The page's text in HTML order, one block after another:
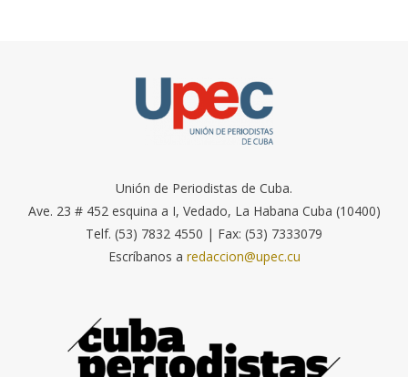
Unión de Periodistas de Cuba.
Ave. 23 # 452 esquina a I, Vedado, La Habana Cuba (10400)
Telf. (53) 7832 4550 | Fax: (53) 7333079
Escríbanos a redaccion@upec.cu